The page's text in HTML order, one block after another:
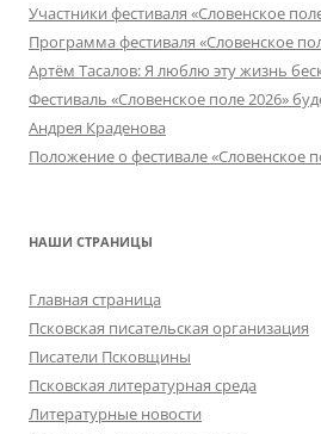
Участники фестиваля «Словенское
Программа фестиваля «Словенское
Артём Тасалов: Я люблю эту жизнь
Фестиваль «Словенское поле 2026»
Андрея Краденова
Положение о фестивале «Словенское
НАШИ СТРАНИЦЫ
Главная страница
Псковская писательская организация
Писатели Псковщины
Псковская литературная среда
Литературные новости